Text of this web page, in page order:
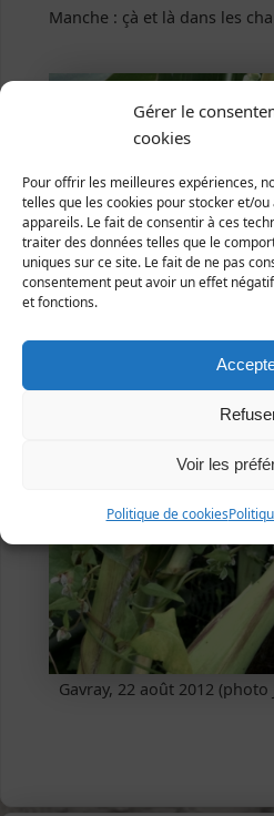
Gérer le
cookies
Pour offrir les meilleures expériences,
telles que les cookies pour stocker et/
appareils. Le fait de consentir à ces
traiter des données telles que le
uniques sur ce site. Le fait de ne pas
consentement peut avoir un effet
et fonctions.
Voir les
Politique de cookies
Manche : çà et là dans les
Gavray, 22 août 2012